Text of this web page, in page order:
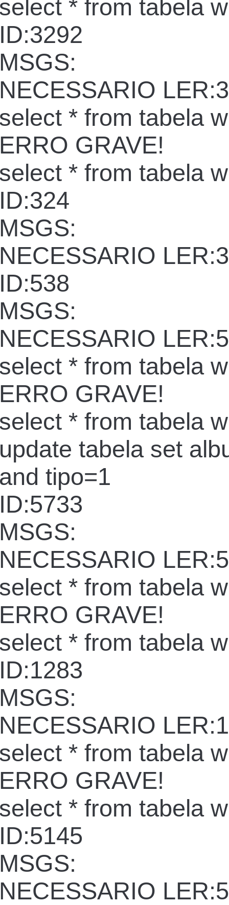
* from tabela
* from tabela
GRAVE!
* from tabela
* from tabela
GRAVE!
* from tabela
tabela set
tipo=1
* from tabela
GRAVE!
* from tabela
* from tabela
GRAVE!
* from tabela